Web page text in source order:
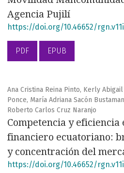
Agencia Pujilí
https://doi.org/10.46652/
PDF EPUB
Ana Cristina Reina Pinto, Kerly Abigail
Ponce, María Adriana Sacón
Roberto Carlos Cruz Naranjo
Competencia y eficiencia
financiero ecuatoriano:
y concentración del
https://doi.org/10.46652/